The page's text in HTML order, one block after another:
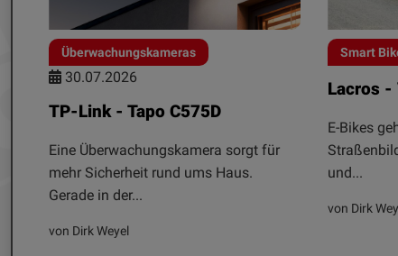
Überwachungskameras
30.07.2026
TP-Link - Tapo C575D
Eine Überwachungskamera sorgt für
mehr Sicherheit rund ums Haus.
Gerade in der...
von Dirk Weyel
Smart
Lacros -
E-Bikes
und...
von Dirk